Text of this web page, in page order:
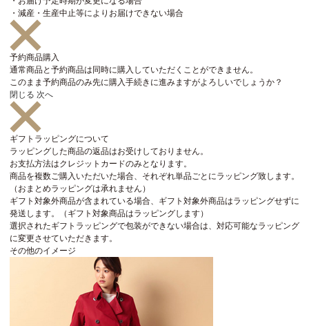
・減産・生産中止等によりお届けできない場合
予約商品購入
通常商品と予約商品は同時に購入していただくことができません。
このまま予約商品のみ先に購入手続きに進みますがよろしいでしょうか？
閉じる 次へ
ギフトラッピングについて
ラッピングした商品の返品はお受けしておりません。
お支払方法はクレジットカードのみとなります。
商品を複数ご購入いただいた場合、それぞれ単品ごとにラッピング致します。
（おまとめラッピングは承れません）
ギフト対象外商品が含まれている場合、ギフト対象外商品はラッピングせずに
発送します。（ギフト対象商品はラッピングします）
選択されたギフトラッピングで包装ができない場合は、対応可能なラッピング
に変更させていただきます。
その他のイメージ